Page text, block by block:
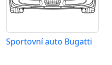
Sportovní auto Bugatti